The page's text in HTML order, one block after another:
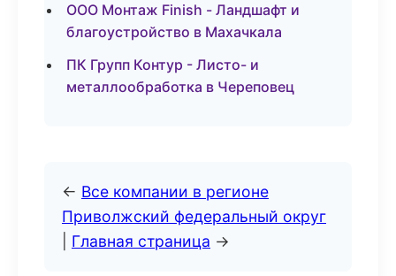
ООО Монтаж Finish - Ландшафт и
благоустройство в Махачкала
ПК Групп Контур - Листо- и
металлообработка в Череповец
← Все компании в регионе
Приволжский федеральный округ
Главная страница →